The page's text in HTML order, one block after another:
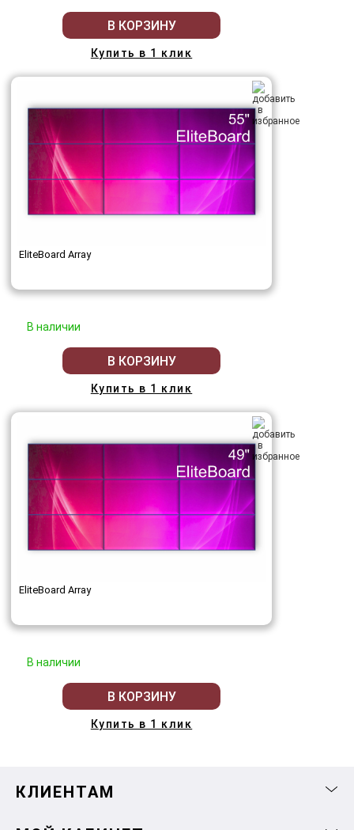
В КОРЗИНУ
Купить в 1 клик
EliteBoard Array
В наличии
В КОРЗИНУ
Купить в 1 клик
EliteBoard Array
В наличии
В КОРЗИНУ
Купить в 1 клик
КЛИЕНТАМ